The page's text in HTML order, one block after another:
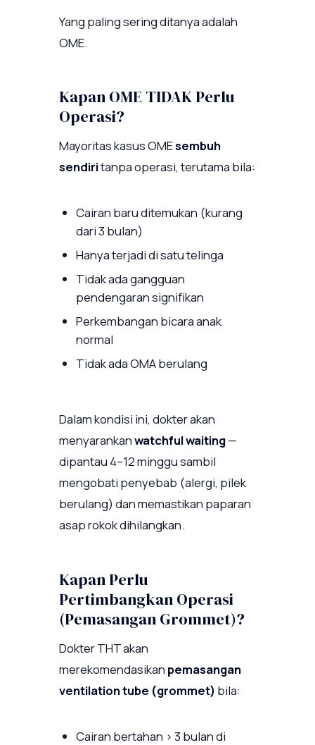
Yang paling sering ditanya adalah
OME.
Kapan OME TIDAK Perlu
Operasi?
Mayoritas kasus OMEsembuh
sendiritanpa operasi, terutama bila:
Cairan baru ditemukan (kurang
dari 3 bulan)
Hanya terjadi di satu telinga
Tidak ada gangguan
pendengaran signifikan
Perkembangan bicara anak
normal
Tidak ada OMA berulang
Dalam kondisi ini, dokter akan
menyarankanwatchful waiting—
dipantau 4–12 minggu sambil
mengobati penyebab (alergi, pilek
berulang) dan memastikan paparan
asap rokok dihilangkan.
Kapan Perlu
Pertimbangkan Operasi
(Pemasangan Grommet)?
Dokter THT akan
merekomendasikan pemasangan
ventilation tube (grommet) bila:
Cairan bertahan > 3 bulan di